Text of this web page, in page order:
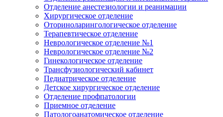
Отделение анестезиологии и реанимации
Хирургическое отделение
Оториноларингологическое отделение
Терапевтическое отделение
Неврологическое отделение №1
Неврологическое отделение №2
Гинекологическое отделение
Трансфузиологический кабинет
Педиатрическое отделение
Детское хирургическое отделение
Отделение профпатологии
Приемное отделение
Патологоанатомическое отделение